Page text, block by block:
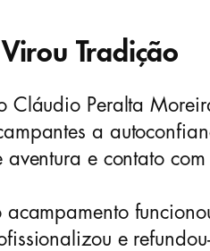
Tradição
Cláudio Peralta
a
e contato
e